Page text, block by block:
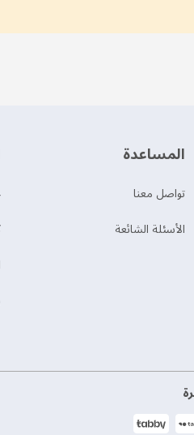
‫المساعدة‬
تواصل معنا
الأسئلة الشائعة